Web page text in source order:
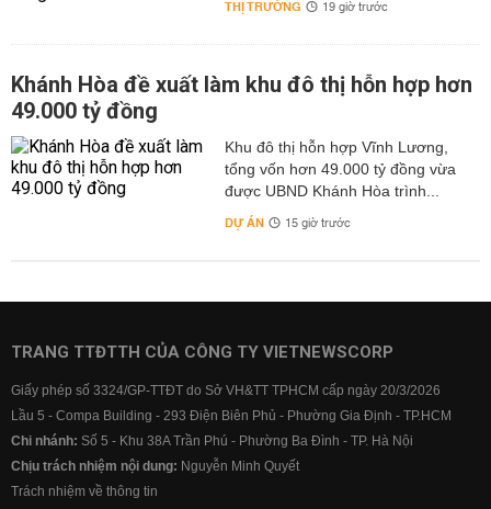
THỊ TRƯỜNG 19 giờ trước
Khánh Hòa đề xuất làm khu đô thị hỗn hợp hơn
49.000 tỷ đồng
Khu đô thị hỗn hợp Vĩnh Lương,
tổng vốn hơn 49.000 tỷ đồng vừa
được UBND Khánh Hòa trình...
DỰ ÁN 15 giờ trước
TRANG TTĐTTH CỦA CÔNG TY VIETNEWSCORP
Giấy phép số 3324/GP-TTĐT do Sở VH&TT TPHCM cấp ngày 20/3/2026
Lầu 5 - Compa Building - 293 Điện Biên Phủ - Phường Gia Định - TP.HCM
Chi nhánh: Số 5 - Khu 38A Trần Phú - Phường Ba Đình - TP. Hà Nội
Chịu trách nhiệm nội dung: Nguyễn Minh Quyết
Trách nhiệm về thông tin